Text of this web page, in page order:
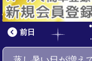
前日